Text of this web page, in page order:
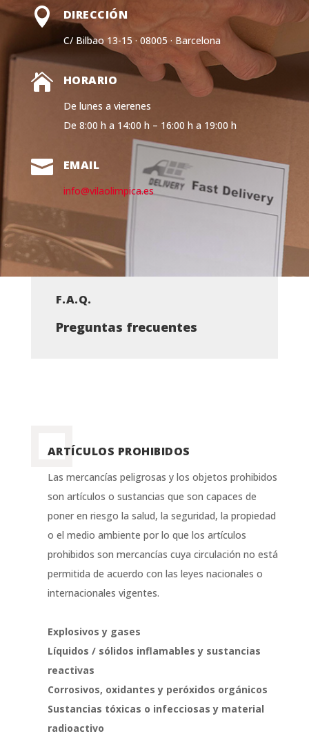
 DIRECCIÓN
C/ Bilbao 13-15 · 08005 · Barcelona
 HORARIO
De lunes a vierenes
De 8:00 h a 14:00 h – 16:00 h a 19:00 h
 EMAIL
info@vilaolimpica.es
F.A.Q.
Preguntas frecuentes
ARTÍCULOS PROHIBIDOS
Las mercancías peligrosas y los objetos prohibidos
son artículos o sustancias que son capaces de
poner en riesgo la salud, la seguridad, la propiedad
o el medio ambiente por lo que los artículos
prohibidos son mercancías cuya circulación no está
permitida de acuerdo con las leyes nacionales o
internacionales vigentes.
Explosivos y gases
Líquidos / sólidos inflamables y sustancias
reactivas
Corrosivos, oxidantes y peróxidos orgánicos
Sustancias tóxicas o infecciosas y material
radioactivo